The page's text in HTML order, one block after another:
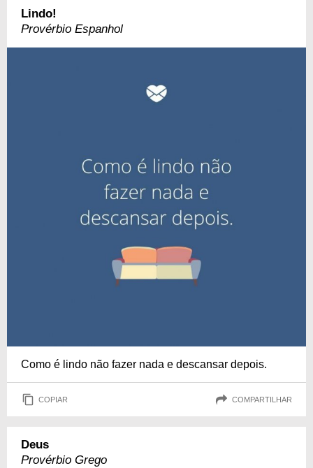
Lindo!
Provérbio Espanhol
Como é lindo não fazer nada e descansar depois.
COPIAR COMPARTILHAR
Deus
Provérbio Grego